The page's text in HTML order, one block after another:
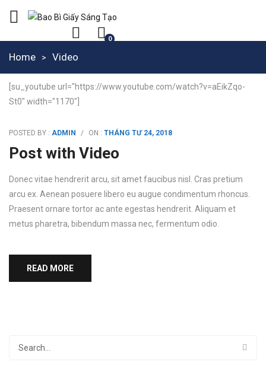
0
Home Video
[su_youtube url="https://www.youtube.com/watch?v=aEikZqo-
St0" width="1170"]
POSTED BY : ADMIN / ON : THÁNG TƯ 24, 2018
Post with Video
Donec vitae hendrerit arcu, sit amet faucibus nisl. Cras pretium
arcu ex. Aenean posuere libero eu augue condimentum rhoncus.
Praesent ornare tortor ac ante egestas hendrerit. Aliquam et
metus pharetra, bibendum massa nec, fermentum odio.
READ MORE